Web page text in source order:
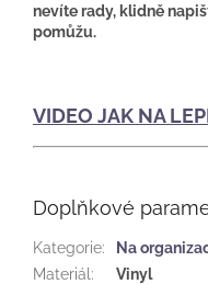
nevíte rady, klidně
pomůžu.
VIDEO JAK NA
Doplňkové
Kategorie:
Na
Materiál : Vinyl